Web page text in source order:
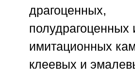
драгоценных,
полудрагоценных
имитационных
клеевых и